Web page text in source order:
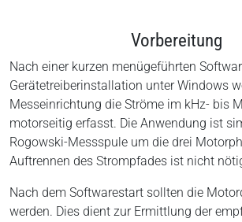
Vorbereitung
Nach einer kurzen menügeführten
Gerätetreiberinstallation unter Windows
Messeinrichtung die Ströme im kHz- bis
motorseitig erfasst. Die Anwendung ist
Rogowski-Messspule um die drei
Auftrennen des Strompfades ist nicht
Nach dem Softwarestart sollten die
werden. Dies dient zur Ermittlung der